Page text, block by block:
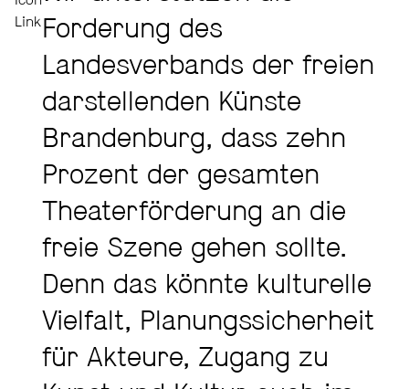
Forderung des
Landesverbands der freien
darstellenden Künste
Brandenburg, dass zehn
Prozent der gesamten
Theaterförderung an die
freie Szene gehen sollte.
Denn das könnte kulturelle
Vielfalt, Planungssicherheit
für Akteure, Zugang zu